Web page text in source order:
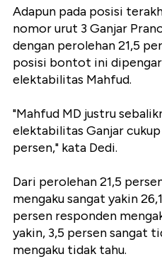
Adapun pada posisi
nomor urut 3 Ganjar
dengan perolehan 21,5
posisi bontot ini
elektabilitas Mahfud.
"Mahfud MD justru
elektabilitas Ganjar
persen," kata Dedi.
Dari perolehan 21,5
mengaku sangat yakin
persen responden
yakin, 3,5 persen sangat
mengaku tidak tahu.